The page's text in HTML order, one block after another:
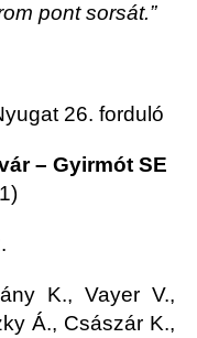
pont sorsát.”
26. forduló
– Gyirmót SE
K., Vayer V.,
Á., Császár K.,